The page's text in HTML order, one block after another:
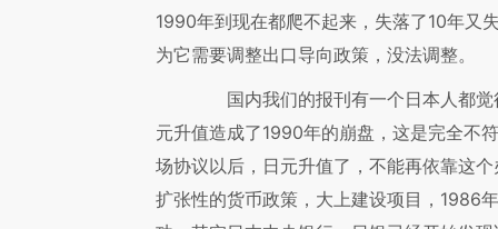
1990年到现在都爬不起来，失落了10年又
为它需要调整出口导向政策，没法调整。
国内我们的报刊有一个日本人都觉
元升值造成了1990年的崩盘，这是完全不
场协议以后，日元升值了，不能再依靠这
扩张性的货币政策，大上建设项目，1986